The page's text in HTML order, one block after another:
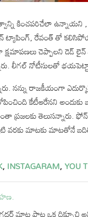
కించపరిచేలా ఉన్నాయని
ట్యాపింగ్, రేవంత్ తో
క్షమాపణలు చెప్పాలని
లీగల్ నోటీసులతో
నన్ను రాజకీయంగా
కేటీఆరేనని అందుకు
తెలుసన్నారు.
వరకు మాటకు మాటతోనే
,INSTAGARAM,YOU